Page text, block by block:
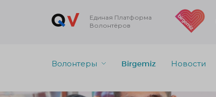
Единая Платформа
Волонтёров
Волонтеры Birgemiz Новости